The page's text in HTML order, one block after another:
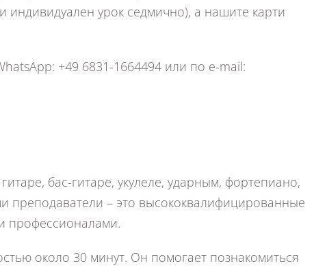
индивидуален урок седмично), а нашите карти
+49 6831-1664494 или по e-mail:
бас-гитаре, укулеле, ударным, фортепиано,
преподаватели – это высококвалифицированные
профессионалами.
около 30 минут. Он помогает познакомиться